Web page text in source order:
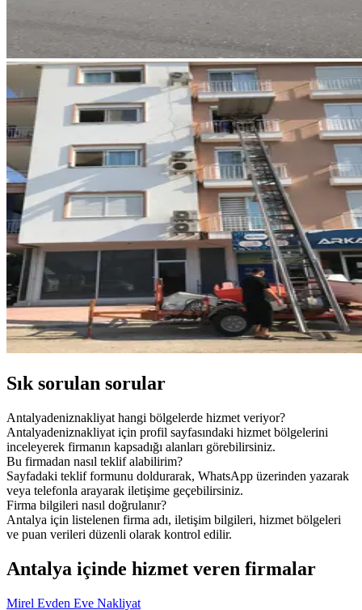
Sık sorulan sorular
Antalyadeniznakliyat hangi bölgelerde hizmet veriyor?
Antalyadeniznakliyat için profil sayfasındaki hizmet bölgelerini
inceleyerek firmanın kapsadığı alanları görebilirsiniz.
Bu firmadan nasıl teklif alabilirim?
Sayfadaki teklif formunu doldurarak, WhatsApp üzerinden yazarak
veya telefonla arayarak iletişime geçebilirsiniz.
Firma bilgileri nasıl doğrulanır?
Antalya için listelenen firma adı, iletişim bilgileri, hizmet bölgeleri
ve puan verileri düzenli olarak kontrol edilir.
Antalya içinde hizmet veren firmalar
Mirel Evden Eve Nakliyat